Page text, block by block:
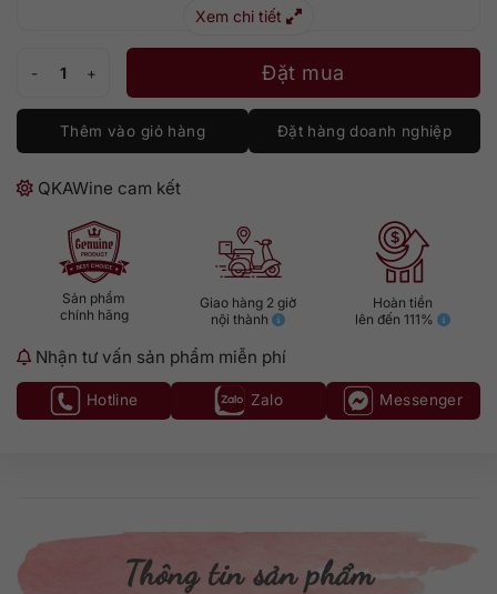
Xem chi tiết
Đặt mua
Thêm vào giỏ hàng Đặt hàng doanh nghiệp
QKAWine cam kết
Sản phẩm
chính hãng
Giao hàng 2 giờ
nội thành
Hoàn tiền
lên đến 111%
Nhận tư vấn sản phẩm miễn phí
Hotline Zalo Messenger
Thông tin sản phẩm